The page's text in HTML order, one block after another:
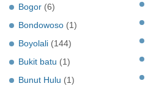
Bogor (6)
Bondowoso (1)
Boyolali (144)
Bukit batu (1)
Bunut Hulu (1)